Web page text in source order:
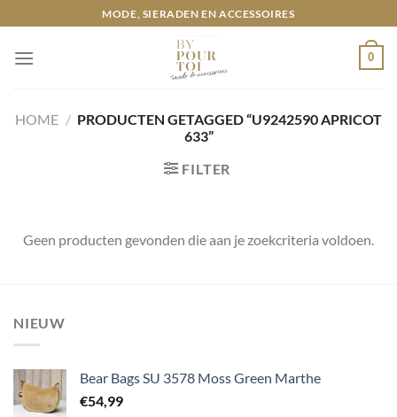
naar
inhoud
MODE, SIERADEN EN ACCESSOIRES
0
HOME / PRODUCTEN GETAGGED “U9242590 APRICOT
633”
FILTER
Geen producten gevonden die aan je zoekcriteria voldoen.
NIEUW
Bear Bags SU 3578 Moss Green Marthe
€54,99